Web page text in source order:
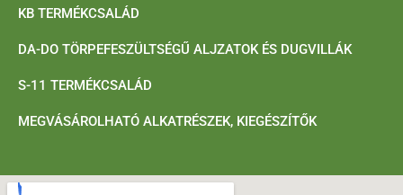
KB TERMÉKCSALÁD
DA-DO TÖRPEFESZÜLTSÉGŰ ALJZATOK ÉS DUGVILLÁK
S-11 TERMÉKCSALÁD
MEGVÁSÁROLHATÓ ALKATRÉSZEK, KIEGÉSZÍTŐK